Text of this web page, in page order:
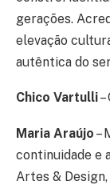
gerações.
elevação
autêntica do
Chico Vartulli
Maria Araújo –
continuidade e
Artes &